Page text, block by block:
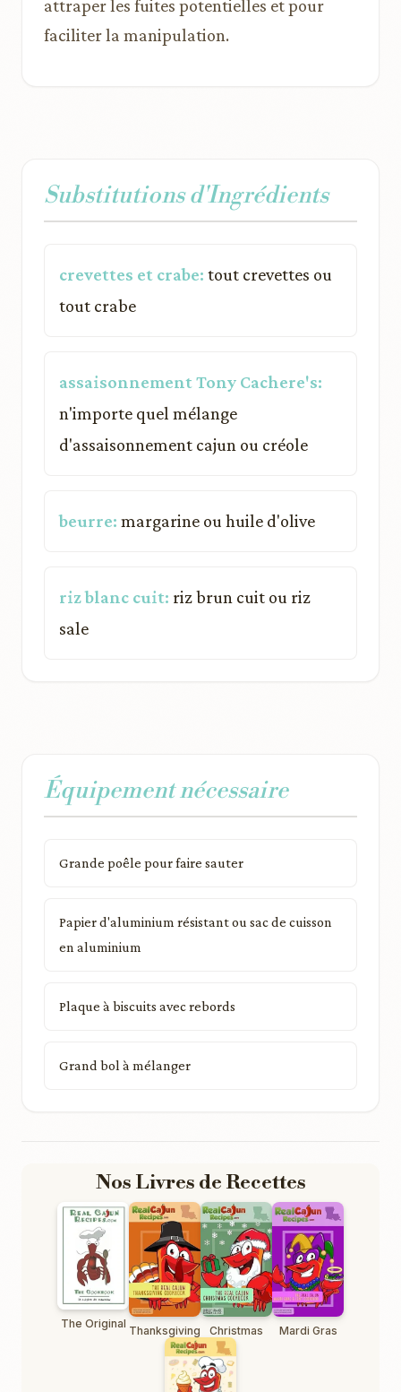
attraper les fuites potentielles et pour
faciliter la manipulation.
Substitutions d'Ingrédients
crevettes et crabe: tout crevettes ou
tout crabe
assaisonnement Tony Cachere's:
n'importe quel mélange
d'assaisonnement cajun ou créole
beurre: margarine ou huile d'olive
riz blanc cuit: riz brun cuit ou riz
sale
Équipement nécessaire
Grande poêle pour faire sauter
Papier d'aluminium résistant ou sac de cuisson
en aluminium
Plaque à biscuits avec rebords
Grand bol à mélanger
Nos Livres de Recettes
The Original Thanksgiving Christmas Mardi Gras